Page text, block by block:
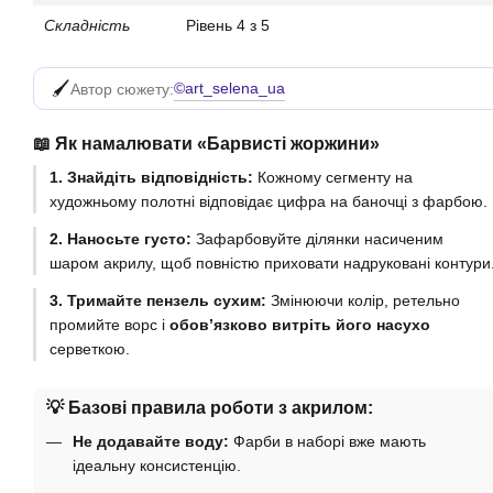
Складність Рівень 4 з 5
Автор сюжету:©art_selena_ua
📖 Як намалювати «Барвисті жоржини»
1. Знайдіть відповідність: Кожному сегменту на
художньому полотні відповідає цифра на баночці з фарбою.
2. Наносьте густо: Зафарбовуйте ділянки насиченим
шаром акрилу, щоб повністю приховати надруковані
3. Тримайте пензель сухим: Змінюючи колір, ретельно
промийте ворс і обов’язково витріть його насухо
серветкою.
💡 Базові правила роботи з акрилом:
Не додавайте воду: Фарби в наборі вже мають
ідеальну консистенцію.